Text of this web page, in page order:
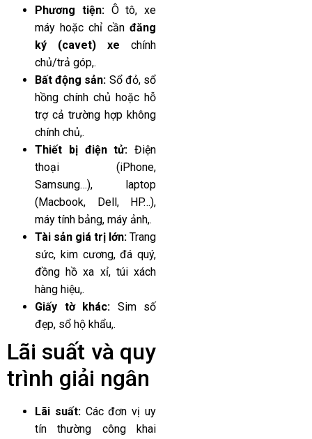
Phương tiện:Ô tô, xe
máy hoặc chỉ cần đăng
ký (cavet) xe chính
chủ/trả góp,.
Bất động sản: Sổ đỏ, sổ
hồng chính chủ hoặc hỗ
trợ cả trường hợp không
chính chủ,.
Thiết bị điện tử: Điện
thoại (iPhone,
Samsung…), laptop
(Macbook, Dell, HP…),
máy tính bảng, máy ảnh,.
Tài sản giá trị lớn: Trang
sức, kim cương, đá quý,
đồng hồ xa xỉ, túi xách
hàng hiệu,.
Giấy tờ khác: Sim số
đẹp, sổ hộ khẩu,.
Lãi suất và quy
trình giải ngân
Lãi suất:Các đơn vị uy
tín thường công khai